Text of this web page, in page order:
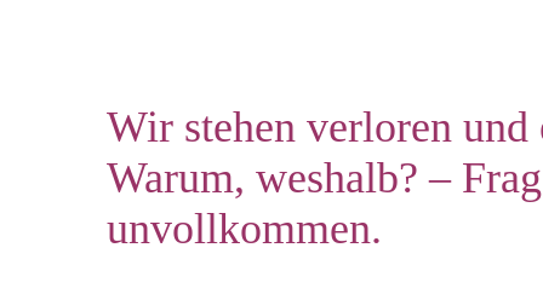
Wir stehen verloren
Warum, weshalb? –
unvollkommen.